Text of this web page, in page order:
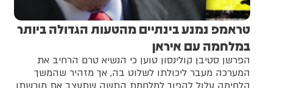
טראמפ נמנע בינתיים מהטעות הגדולה ביותר
במלחמה עם איראן
הפרשן סטיבן קולינסון טוען כי הנשיא טרם הרחיב את
המערכה מעבר ליכולתו לשלוט בה, אך מזהיר שהמשך